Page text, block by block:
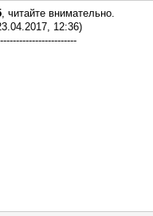
, читайте внимательно.
12:36)